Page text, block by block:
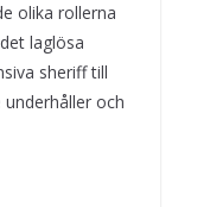
olika rollerna
laglösa
sheriff till
och